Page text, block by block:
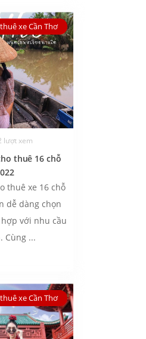
xe Cần Thơ
lượt xem
thuê 16 chỗ
thuê xe 16 chỗ
dễ dàng chọn
với nhu cầu
Cùng ...
xe Cần Thơ